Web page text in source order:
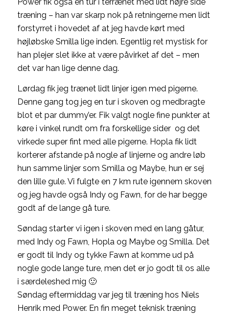
Power fik også en tur i terrænet med lidt højre side
træning – han var skarp nok på retningerne men lidt
forstyrret i hovedet af at jeg havde kørt med
højløbske Smilla lige inden. Egentlig ret mystisk for
han plejer slet ikke at være påvirket af det – men
det var han lige denne dag.
Lørdag fik jeg trænet lidt linjer igen med pigerne.
Denne gang tog jeg en tur i skoven og medbragte
blot et par dummy’er. Fik valgt nogle fine punkter at
køre i vinkel rundt om fra forskellige sider og det
virkede super fint med alle pigerne. Hopla fik lidt
korterer afstande på nogle af linjerne og andre løb
hun samme linjer som Smilla og Maybe, hun er sej
den lille gule. Vi fulgte en 7 km rute igennem skoven
og jeg havde også Indy og Fawn, for de har begge
godt af de lange gå ture.
Søndag starter vi igen i skoven med en lang gåtur,
med Indy og Fawn, Hopla og Maybe og Smilla. Det
er godt til Indy og tykke Fawn at komme ud på
nogle gode lange ture, men det er jo godt til os alle
i særdeleshed mig 🙂
Søndag eftermiddag var jeg til træning hos Niels
Henrik med Power. En fin meget teknisk træning